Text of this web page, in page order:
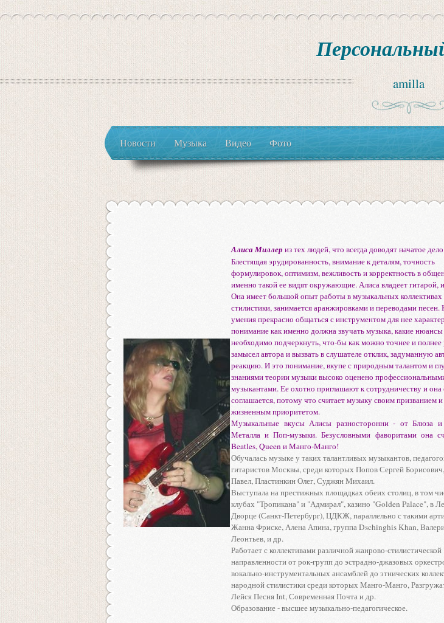
amilla
Новости Музыка Видео Фото
Алиса Миллер из тех людей, что всегда доводят начатое
Блестящая эрудированность, внимание к деталям, точность
формулировок, оптимизм, вежливость и корректность в
именно такой ее видят окружающие. Алиса владеет гитарой,
Она имеет большой опыт работы в музыкальных коллективах
стилистики, занимается аранжировками и переводами
умения прекрасно общаться с инструментом для нее
понимание как именно должна звучать музыка, какие нюансы
необходимо подчеркнуть, что-бы как можно точнее и полнее
замысел автора и вызвать в слушателе отклик, задуманную
реакцию. И это понимание, вкупе с природным талантом и
знаниями теории музыки высоко оценено
музыкантами. Ее охотно приглашают к сотрудничеству и она
соглашается, потому что считает музыку своим призванием
жизненным приоритетом.
Музыкальные вкусы Алисы разносторонни - от Блюза
Металла и Поп-музыки. Безусловными фаворитами она
Beatles, Queen и Манго-Манго!
Обучалась музыке у таких талантливых музыкантов,
гитаристов Москвы, среди которых Попов Сергей
Павел, Пластинкин Олег, Суджян Михаил.
Выступала на престижных площадках обеих столиц, в том
клубах "Тропикана" и "Адмирал", казино "Golden Palace", в
Дворце (Санкт-Петербург), ЦДКЖ, параллельно с такими
Жанна Фриске, Алена Апина, группа Dschinghis Khan,
Леонтьев, и др.
Работает с коллективами различной жанрово-стилистической
направленности от рок-групп до эстрадно-джазовых
вокально-инструментальных ансамблей до этнических
народной стилистики среди которых Манго-Манго,
Лейся Песня Int, Современная Почта и др.
Образование - высшее музыкально-педагогическое.